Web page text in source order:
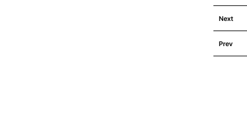
Next
Prev